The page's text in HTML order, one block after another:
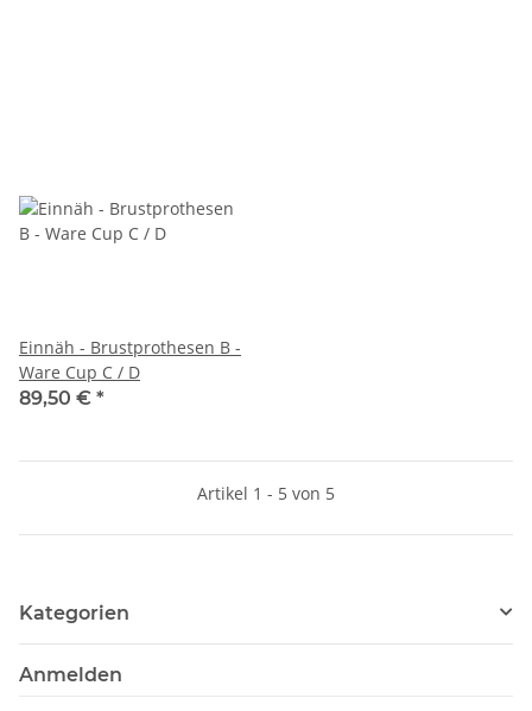
Einnäh - Brustprothesen B -
Ware Cup C / D
89,50 € *
Artikel 1 - 5 von 5
Kategorien
Anmelden